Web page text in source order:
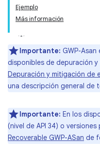
Ejemplo
Más información
Importante: GWP-Asan
disponibles de depuración
Depuración y mitigación de
una descripción general de
Importante: En los
(nivel de API 34) o
Recoverable GWP-ASan de